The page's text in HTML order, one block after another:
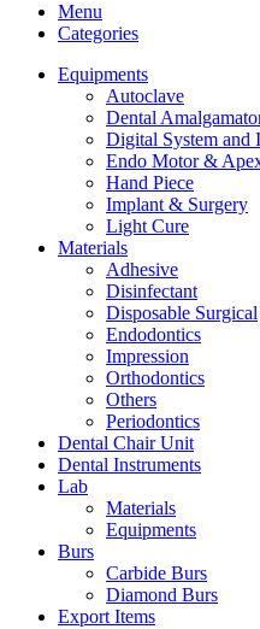
Menu
Categories
Equipments
Autoclave
Dental
Digital System and
Endo Motor &
Hand Piece
Implant & Surgery
Light Cure
Materials
Adhesive
Disinfectant
Disposable Surgical
Endodontics
Impression
Orthodontics
Others
Periodontics
Dental Chair Unit
Dental Instruments
Lab
Materials
Equipments
Burs
Carbide Burs
Diamond Burs
Export Items